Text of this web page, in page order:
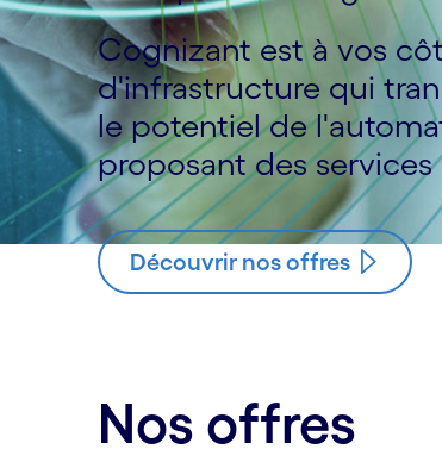
Cognizant est à vos
d'infrastructure qui
le potentiel de
proposant des
Découvrir nos offres
Nos offres